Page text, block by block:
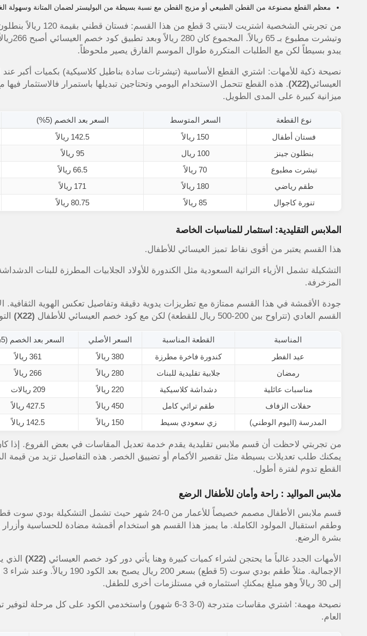
معظم القطع مصنوعة من القطن الطبيعي أو مزيج القطن مع نسبة بسيطة من البوليستر لضمان المتانة وسهولة
يبدو بسيطاً لكن مع الطلبات المتكررة طوال الموسم الفارق يصير ملحوظاً.
نصيحة ذكية للأمهات: اشتري القطع الأساسية (تيشرتات سادة بناطيل كلاسيكية) بكميات أكبر
العيسائي(X22)
ميزانية كبيرة على المدى الطويل.
نوع القطعة السعر المتوسط السعر بعد الخصم (5%)
فستان أطفال
150 ريالاً 142.5 ريالاً
بنطلون جينز
100 ريال 95 ريالاً
تيشرت مطبوع
70 ريالاً 66.5 ريالاً
طقم رياضي
180 ريالاً 171 ريالاً
تنورة كاجوال
85 ريالاً 80.75 ريالاً
الملابس التقليدية: استثمار للمناسبات الخاصة
هذا القسم يعتبر من أقوى نقاط تميز العيسائي للأطفال.
التشكيلة تشمل الأزياء التراثية السعودية مثل الكندورة للأولاد الجلابيات المطرزة للبنات الدشداشة
المزخرفة.
جودة الأقمشة في هذا القسم ممتازة مع تطريزات يدوية دقيقة وتفاصيل تعكس الهوية الثقافية.
القسم العادي (تتراوح بين 200-500 ريال للقطعة) لكن مع كود خصم العيسائي للأطفال
(X22)
المناسبة القطعة المناسبة السعر الأصلي السعر بعد الخصم (5%)
عيد الفطر
كندورة فاخرة مطرزة 380 ريالاً 361 ريالاً
رمضان
جلابية تقليدية للبنات 280 ريالاً 266 ريالاً
مناسبات عائلية
دشداشة كلاسيكية 220 ريالاً 209 ريالات
حفلات الزفاف
طقم تراثي كامل 450 ريالاً 427.5 ريالاً
المدرسة (اليوم الوطني)
زي سعودي بسيط 150 ريالاً 142.5 ريالاً
من تجربتي لاحظت أن قسم ملابس تقليدية يقدم خدمة تعديل المقاسات في بعض الفروع. إذا
يمكنك طلب تعديلات بسيطة مثل تقصير الأكمام أو تضييق الخصر. هذه التفاصيل تزيد من قيمة
القطع تدوم لفترة أطول.
ملابس المواليد : راحة وأمان للأطفال الرضع
قسم ملابس الأطفال مصمم خصيصاً للأعمار من 0-24 شهر حيث تشمل
وطقم استقبال المولود الكاملة. ما يميز هذا القسم هو استخدام أقمشة مضادة للحساسية
بشرة الرضع.
الأمهات الجدد غالباً ما يحتجن لشراء كميات كبيرة وهنا يأتي دور كود خصم العيسائي (X22)
إلى 30 ريالاً وهو مبلغ يمكنكِ استثماره في مستلزمات أخرى للطفل.
نصيحة مهمة: اشتري مقاسات متدرجة (0-3 3-6 شهور) واستخدمي الكود على كل
العام.